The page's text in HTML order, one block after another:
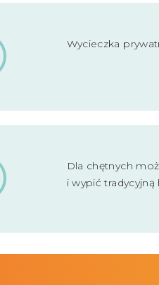
Wycieczka
Dla chętnych
i wypić